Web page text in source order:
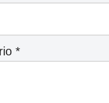
*